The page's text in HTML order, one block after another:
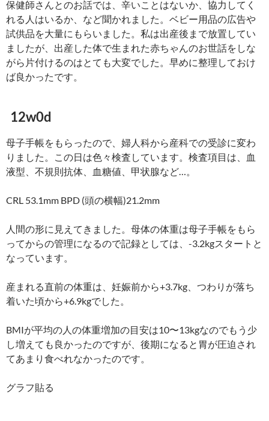
保健師さんとのお話では、辛いことはないか、協力してく
れる人はいるか、など聞かれました。ベビー用品の広告や
試供品を大量にもらいました。私は出産後まで放置してい
ましたが、出産した体で生まれた赤ちゃんのお世話をしな
がら片付けるのはとても大変でした。早めに整理しておけ
ば良かったです。
12w0d
母子手帳をもらったので、婦人科から産科での受診に変わ
りました。この日は色々検査しています。検査項目は、血
液型、不規則抗体、血糖値、甲状腺など…。
CRL 53.1mm BPD (頭の横幅)21.2mm
人間の形に見えてきました。母体の体重は母子手帳をもら
ってからの管理になるので記録としては、-3.2kgスタートと
なっています。
産まれる直前の体重は、妊娠前から+3.7kg、つわりが落ち
着いた頃から+6.9kgでした。
BMIが平均の人の体重増加の目安は10〜13kgなのでもう少
し増えても良かったのですが、後期になると胃が圧迫され
てあまり食べれなかったのです。
グラフ貼る